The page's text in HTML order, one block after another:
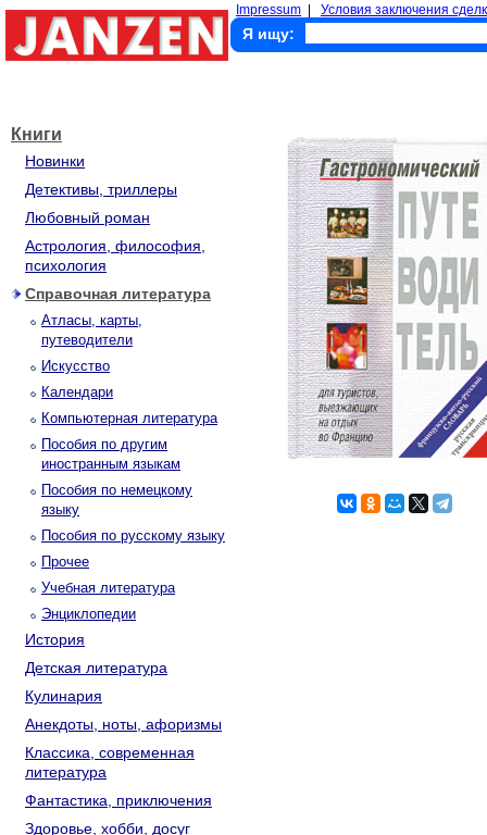
Impressum Условия заключения
Я ищу:
Книги
Новинки
Детективы, триллеры
Любовный роман
Астрология, философия,
психология
Справочная литература
Атласы, карты,
путеводители
Искусство
Календари
Компьютерная литература
Пособия по другим
иностранным языкам
Пособия по немецкому
языку
Пособия по русскому языку
Прочее
Учебная литература
Энциклопедии
История
Детская литература
Кулинария
Анекдоты, ноты, афоризмы
Классика, современная
литература
Фантастика, приключения
Здоровье, хобби, досуг